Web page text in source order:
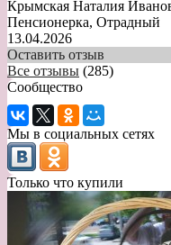
Крымская Наталия
Пенсионерка, Отрадный
13.04.2026
Оставить отзыв
Все отзывы (285)
Сообщество
Мы в социальных сетях
Только что купили